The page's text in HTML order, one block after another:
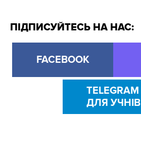
ПІДПИСУЙТЕСЬ НА НАС:
FACEBOOK
TELEGRAM
ДЛЯ УЧНІВ